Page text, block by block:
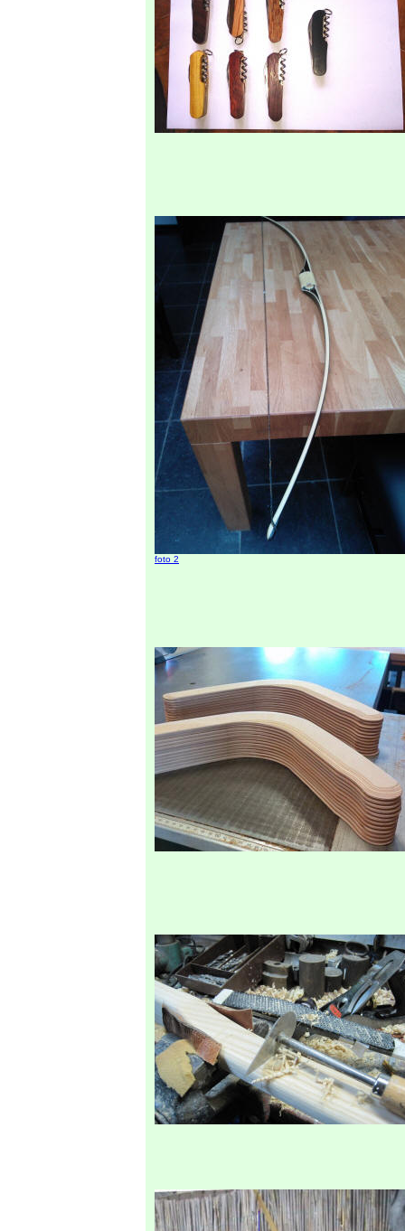
foto 2